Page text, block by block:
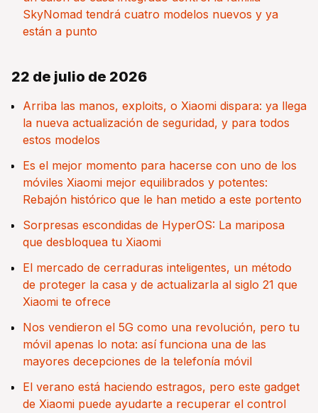
SkyNomad tendrá cuatro modelos nuevos y ya
están a punto
22 de julio de 2026
Arriba las manos, exploits, o Xiaomi dispara: ya llega
la nueva actualización de seguridad, y para todos
estos modelos
Es el mejor momento para hacerse con uno de los
móviles Xiaomi mejor equilibrados y potentes:
Rebajón histórico que le han metido a este portento
Sorpresas escondidas de HyperOS: La mariposa
que desbloquea tu Xiaomi
El mercado de cerraduras inteligentes, un método
de proteger la casa y de actualizarla al siglo 21 que
Xiaomi te ofrece
Nos vendieron el 5G como una revolución, pero tu
móvil apenas lo nota: así funciona una de las
mayores decepciones de la telefonía móvil
El verano está haciendo estragos, pero este gadget
de Xiaomi puede ayudarte a recuperar el control